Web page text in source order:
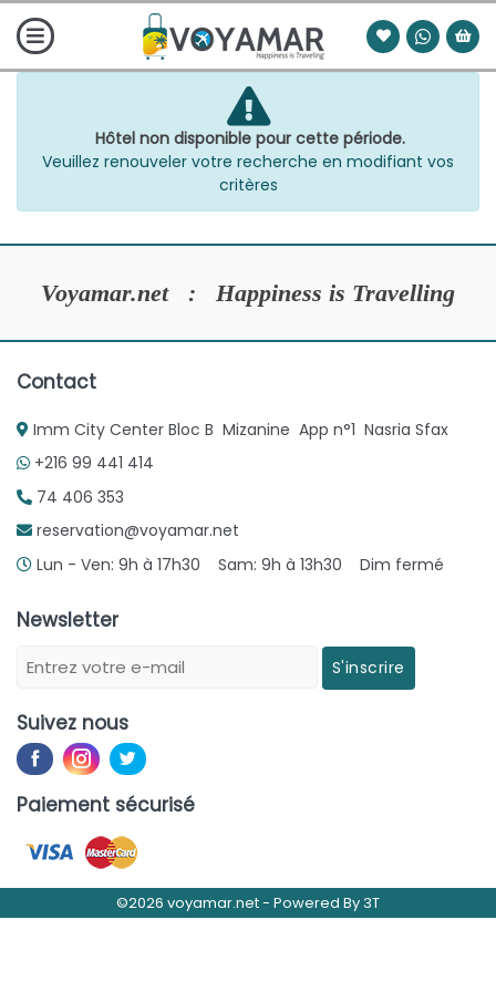
Hôtel non disponible pour cette période.
Veuillez renouveler votre recherche en modifiant vos
critères
Voyamar.net : Happiness is Travelling
Contact
Imm City Center Bloc B Mizanine App n°1 Nasria Sfax
+216 99 441 414
74 406 353
reservation@voyamar.net
Lun - Ven: 9h à 17h30 Sam: 9h à 13h30 Dim fermé
Newsletter
S'inscrire
Suivez nous
Paiement sécurisé
©2026 voyamar.net - Powered By3T